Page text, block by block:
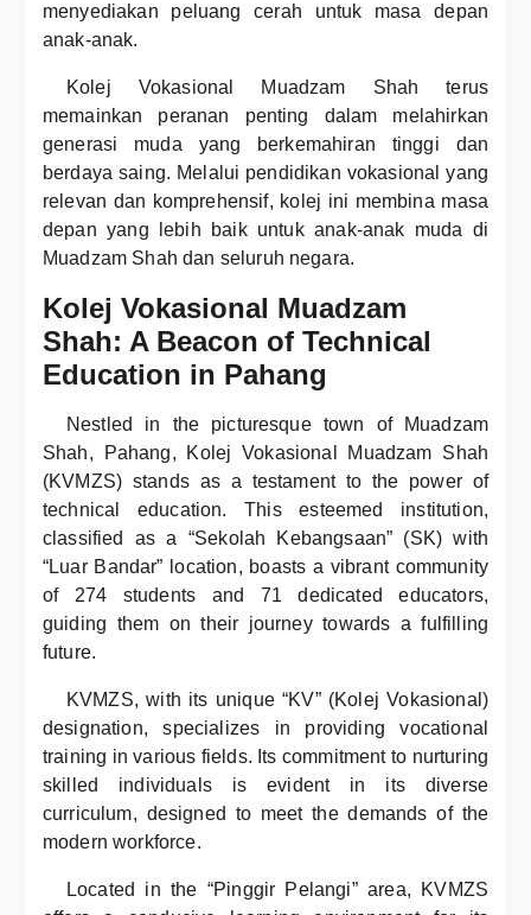
menyediakan peluang cerah untuk masa depan
anak-anak.
Kolej Vokasional Muadzam Shah terus
memainkan peranan penting dalam melahirkan
generasi muda yang berkemahiran tinggi dan
berdaya saing. Melalui pendidikan vokasional yang
relevan dan komprehensif, kolej ini membina masa
depan yang lebih baik untuk anak-anak muda di
Muadzam Shah dan seluruh negara.
Kolej Vokasional Muadzam
Shah: A Beacon of Technical
Education in Pahang
Nestled in the picturesque town of Muadzam
Shah, Pahang, Kolej Vokasional Muadzam Shah
(KVMZS) stands as a testament to the power of
technical education. This esteemed institution,
classified as a “Sekolah Kebangsaan” (SK) with
“Luar Bandar” location, boasts a vibrant community
of 274 students and 71 dedicated educators,
guiding them on their journey towards a fulfilling
future.
KVMZS, with its unique “KV” (Kolej Vokasional)
designation, specializes in providing vocational
training in various fields. Its commitment to nurturing
skilled individuals is evident in its diverse
curriculum, designed to meet the demands of the
modern workforce.
Located in the “Pinggir Pelangi” area, KVMZS